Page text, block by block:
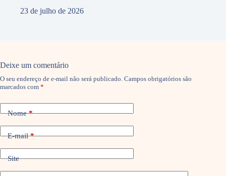
23 de julho de 2026
Deixe um comentário
O seu endereço de e-mail não será publicado. Campos obrigatórios são
marcados com *
Nome*
E-mail*
Site